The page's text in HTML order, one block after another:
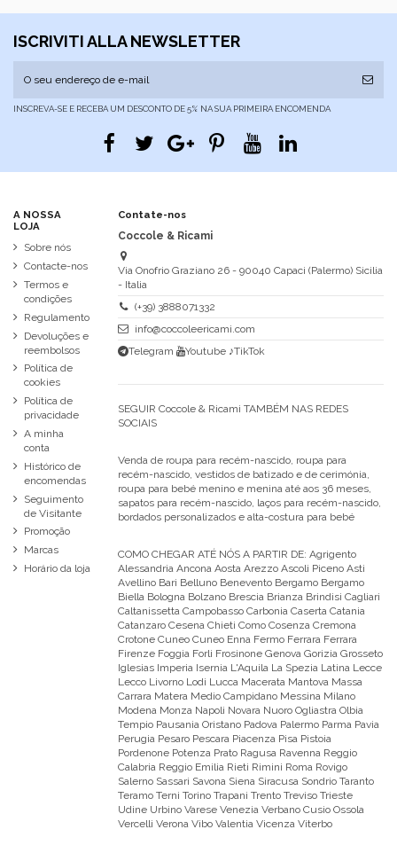
ISCRIVITI ALLA NEWSLETTER
INSCREVA-SE E RECEBA UM DESCONTO DE 5% NA SUA PRIMEIRA ENCOMENDA
A NOSSA
LOJA
Sobre nós
Contacte-nos
Termos e
condições
Regulamento
Devoluções e
reembolsos
Política de
cookies
Política de
privacidade
A minha
conta
Histórico de
encomendas
Seguimento
de Visitante
Promoção
Marcas
Horário da loja
Contate-nos
Coccole & Ricami
Via Onofrio Graziano 26 - 90040 Capaci (Palermo) Sicilia
- Italia
(+39) 3888071332
info@coccoleericami.com
Telegram
Youtube ♪TikTok
SEGUIR Coccole & Ricami TAMBÉM NAS REDES
SOCIAIS
Venda de roupa para recém-nascido, roupa para
recém-nascido, vestidos de batizado e de cerimónia,
roupa para bebé menino e menina até aos 36 meses,
sapatos para recém-nascido, laços para recém-nascido,
bordados personalizados e alta-costura para bebé
COMO CHEGAR ATÉ NÓS A PARTIR DE: Agrigento
Alessandria Ancona Aosta Arezzo Ascoli Piceno Asti
Avellino Bari Belluno Benevento Bergamo Bergamo
Biella Bologna Bolzano Brescia Brianza Brindisi Cagliari
Caltanissetta Campobasso Carbonia Caserta Catania
Catanzaro Cesena Chieti Como Cosenza Cremona
Crotone Cuneo Cuneo Enna Fermo Ferrara Ferrara
Firenze Foggia Forli Frosinone Genova Gorizia Grosseto
Iglesias Imperia Isernia L'Aquila La Spezia Latina Lecce
Lecco Livorno Lodi Lucca Macerata Mantova Massa
Carrara Matera Medio Campidano Messina Milano
Modena Monza Napoli Novara Nuoro Ogliastra Olbia
Tempio Pausania Oristano Padova Palermo Parma Pavia
Perugia Pesaro Pescara Piacenza Pisa Pistoia
Pordenone Potenza Prato Ragusa Ravenna Reggio
Calabria Reggio Emilia Rieti Rimini Roma Rovigo
Salerno Sassari Savona Siena Siracusa Sondrio Taranto
Teramo Terni Torino Trapani Trento Treviso Trieste
Udine Urbino Varese Venezia Verbano Cusio Ossola
Vercelli Verona Vibo Valentia Vicenza Viterbo